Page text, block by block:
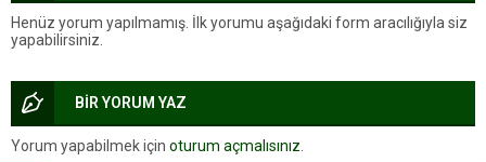
Henüz yorum yapılmamış. İlk yorumu aşağıdaki form aracılığıyla siz
yapabilirsiniz.
BİR YORUM YAZ
Yorum yapabilmek için oturum açmalısınız